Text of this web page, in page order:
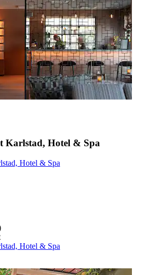
Karlstad, Hotel & Spa
Hotel & Spa
Hotel & Spa